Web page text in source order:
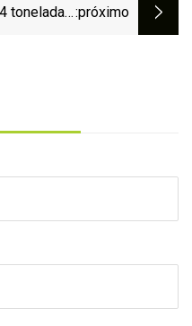
toneladas,:próximo